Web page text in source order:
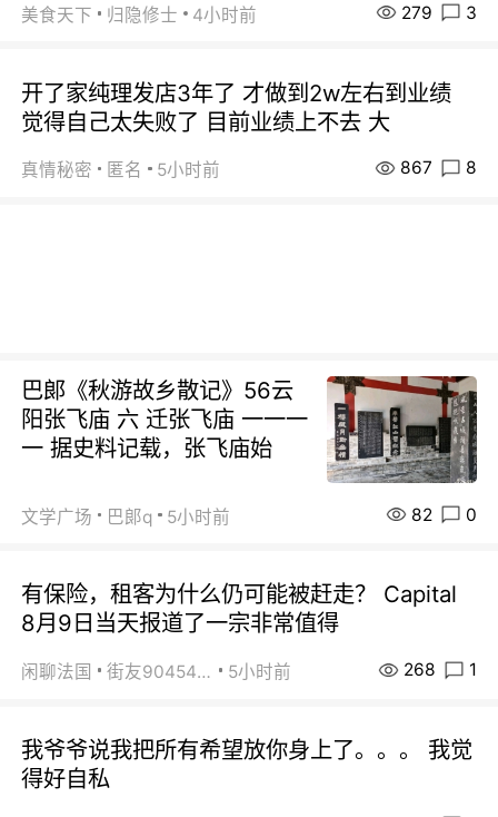
美食天下 归隐修士 4小时前 279 3
开了家纯理发店3年了 才做到2w左右到业绩
觉得自己太失败了 目前业绩上不去 大
真情秘密 匿名 5小时前 867 8
巴郞《秋游故乡散记》56云
阳张飞庙 六 迁张飞庙 一一一
一 据史料记载，张飞庙始
文学广场 巴郞q 5小时前 82 0
有保险，租客为什么仍可能被赶走？ Capital
8月9日当天报道了一宗非常值得
闲聊法国 街友90454511 5小时前 268 1
我爷爷说我把所有希望放你身上了。。。 我觉
得好自私